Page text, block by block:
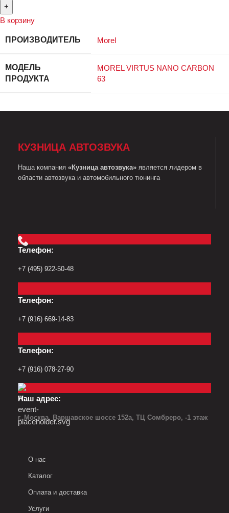
В корзину
ПРОИЗВОДИТЕЛЬ Morel
МОДЕЛЬ
ПРОДУКТА
MOREL VIRTUS NANO CARBON
63
КУЗНИЦА АВТОЗВУКА
Наша компания «Кузница автозвука» является лидером в
области автозвука и автомобильного тюнинга
Телефон:
+7 (495) 922-50-48
Телефон:
+7 (916) 669-14-83
Телефон:
+7 (916) 078-27-90
Наш адрес:
г. Москва, Варшавское шоссе 152а, ТЦ Сомбреро, -1 этаж
О нас
Каталог
Оплата и доставка
Услуги